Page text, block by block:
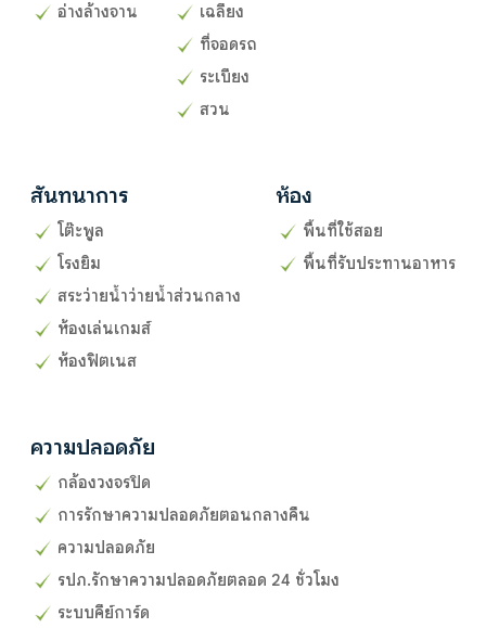
อ่างล้างจาน
เฉลียง
ที่จอดรถ
ระเบียง
สวน
สันทนาการ
โต๊ะพูล
โรงยิม
สระว่ายน้ำว่ายน้ำส่วนกลาง
ห้องเล่นเกมส์
ห้องฟิตเนส
ห้อง
พื้นที่ใช้สอย
พื้นที่รับประทานอาหาร
ความปลอดภัย
กล้องวงจรปิด
การรักษาความปลอดภัยตอนกลางคืน
ความปลอดภัย
รปภ.รักษาความปลอดภัยตลอด 24 ชั่วโมง
ระบบคีย์การ์ด